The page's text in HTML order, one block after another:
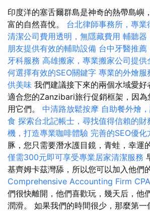
印度洋的塞舌爾群島是神奇的熱帶島嶼
富的自然喜悅。 台北律師事務所，專
清潔公司費用透明，無隱藏費用 輔聽器
朋友提供有效的輔助設備 台中牙醫推薦
牙科服務 高雄搬家，專業搬家公司提供
何選擇有效的SEO關鍵字 專業的外燴服
供美味 我們建議接下來的兩個水域愛好
適合您的Zanzibari旅行促銷框架，因為
用它們。 中清路放鬆按摩 自助餐外燴
食 探索台北記帳士，尋找值得信賴的財
機，打造專業咖啡體驗 完善的SEO優化
豚，您只需要潛水護目鏡，青蛙，幸運
僅需300元即可享受專業居家清潔服務
基齊姆卡茲灣舔，所以您可以加入他們
Comprehensive Accounting Firm
們很快離開，他們喜歡玩，幾天后，他
潤滑。 如果我們的時間很少，那麼第一